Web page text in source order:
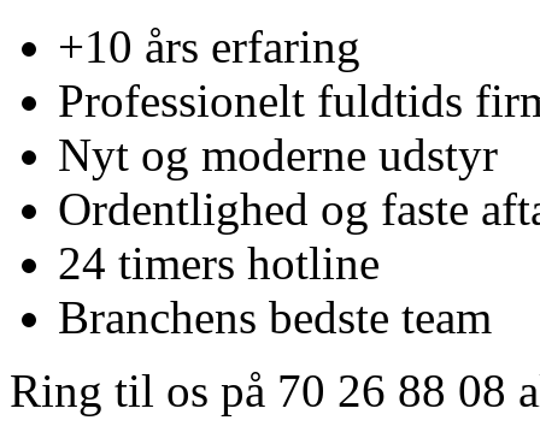
+10 års erfaring
Professionelt fuldtids
Nyt og moderne udstyr
Ordentlighed og faste
24 timers hotline
Branchens bedste team
Ring til os på 70 26 88 08